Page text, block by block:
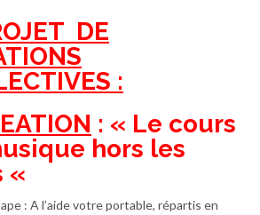
DE
:
: « Le cours
hors les
«
: A l’aide votre portable, répartis en